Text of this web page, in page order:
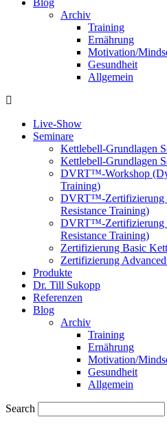
Blog
Archiv
Training
Ernährung
Motivation/
Gesundheit
Allgemein
Live-Show
Seminare
Kettlebell-Grundlagen
Kettlebell-Grundlagen
DVRT™-Workshop
Training)
DVRT™-Zertifizierung
Resistance Training)
DVRT™-Zertifizierung
Resistance Training)
Zertifizierung Basic
Zertifizierung
Produkte
Dr. Till Sukopp
Referenzen
Blog
Archiv
Training
Ernährung
Motivation/
Gesundheit
Allgemein
Search